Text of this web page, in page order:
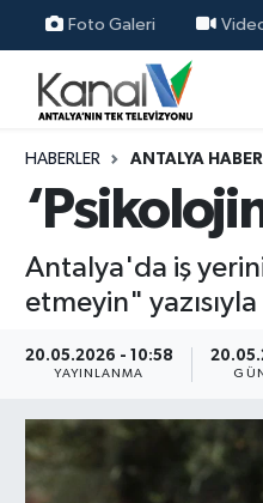
Foto Galeri
HABERLER ANTALYA HABER
Antalya'da iş
etmeyin"
20.05.2026 - 10:58
YAYINLANMA
Haber
Manşetleri
Eczaneler
Durumu
Durumu
Lig Puan Durumu ve
Arşivi